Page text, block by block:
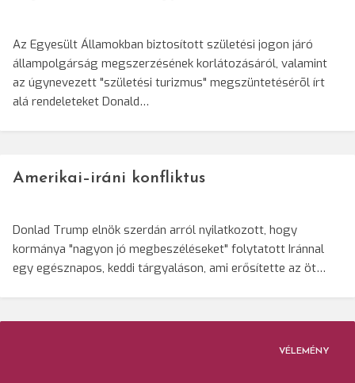
Az Egyesült Államokban biztosított születési jogon járó
állampolgárság megszerzésének korlátozásáról, valamint
az úgynevezett "születési turizmus" megszüntetésérõl írt
alá rendeleteket Donald…
Amerikai–iráni konfliktus
Donlad Trump elnök szerdán arról nyilatkozott, hogy
kormánya "nagyon jó megbeszéléseket" folytatott Iránnal
egy egésznapos, keddi tárgyaláson, ami erősítette az öt…
VÉLEMÉNY